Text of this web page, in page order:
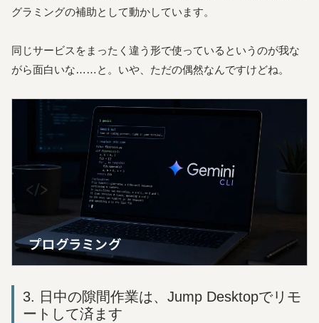
グラミングの補助として動かしています。
同じサービスをまったく違う形で使っているというのが我な
がら面白いな……と。いや、ただの偶然なんですけどね。
日中の隙間作業は、Jump Desktopでリモ
ートして済ます